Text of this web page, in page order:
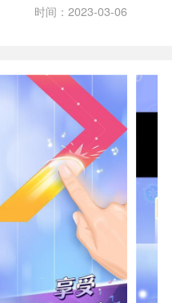
时间：2023-03-06